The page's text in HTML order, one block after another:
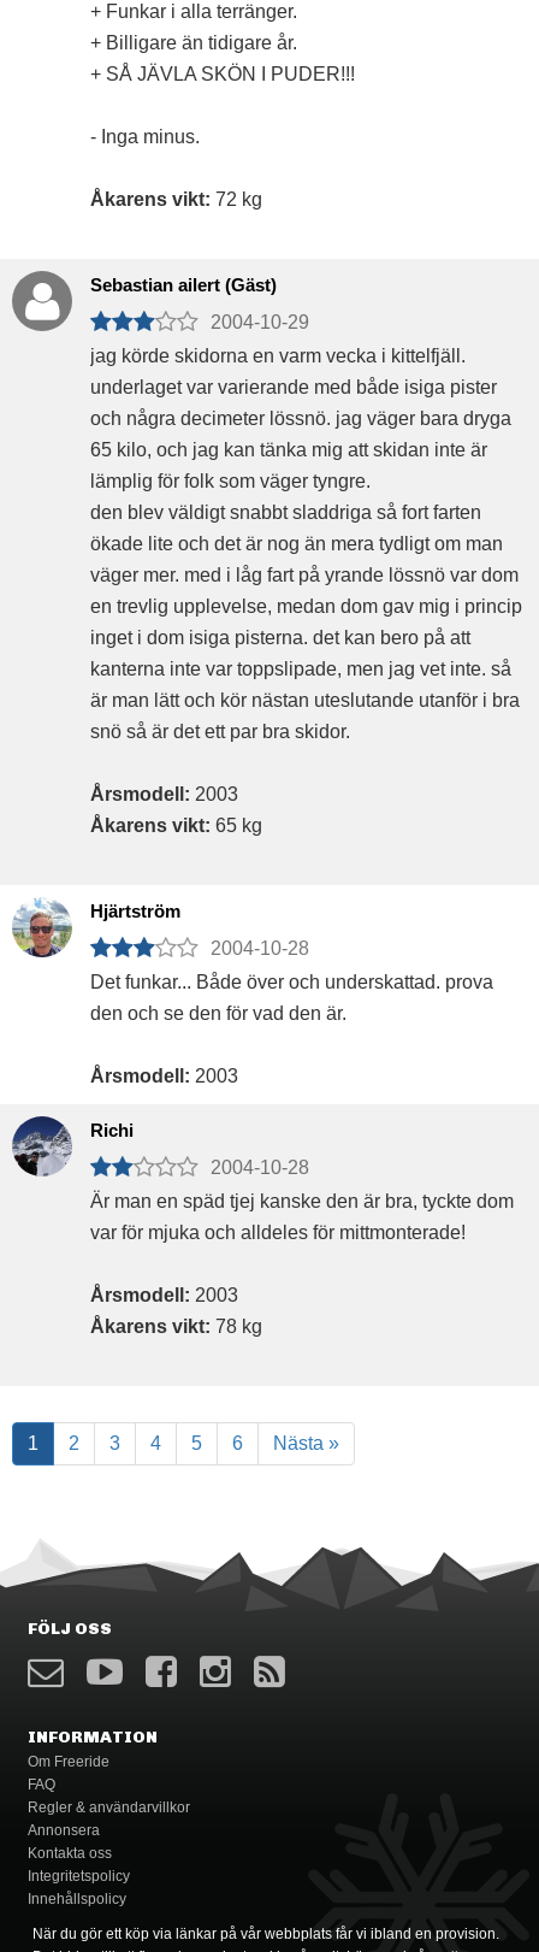
+ Funkar i alla terränger.
+ Billigare än tidigare år.
+ SÅ JÄVLA SKÖN I PUDER!!!
- Inga minus.
Åkarens vikt: 72 kg
Sebastian ailert (Gäst)
2004-10-29
jag körde skidorna en varm vecka i kittelfjäll.
underlaget var varierande med både isiga pister
och några decimeter lössnö. jag väger bara dryga
65 kilo, och jag kan tänka mig att skidan inte är
lämplig för folk som väger tyngre.
den blev väldigt snabbt sladdriga så fort farten
ökade lite och det är nog än mera tydligt om man
väger mer. med i låg fart på yrande lössnö var dom
en trevlig upplevelse, medan dom gav mig i princip
inget i dom isiga pisterna. det kan bero på att
kanterna inte var toppslipade, men jag vet inte. så
är man lätt och kör nästan uteslutande utanför i bra
snö så är det ett par bra skidor.
Årsmodell: 2003
Åkarens vikt: 65 kg
Hjärtström
2004-10-28
Det funkar... Både över och underskattad. prova
den och se den för vad den är.
Årsmodell: 2003
Richi
2004-10-28
Är man en späd tjej kanske den är bra, tyckte dom
var för mjuka och alldeles för mittmonterade!
Årsmodell: 2003
Åkarens vikt: 78 kg
1 2 3 4 5 6 Nästa »
FÖLJ OSS
INFORMATION
Om Freeride
FAQ
Regler & användarvillkor
Annonsera
Kontakta oss
Integritetspolicy
Innehållspolicy
När du gör ett köp via länkar på vår webbplats får vi ibland en provision.